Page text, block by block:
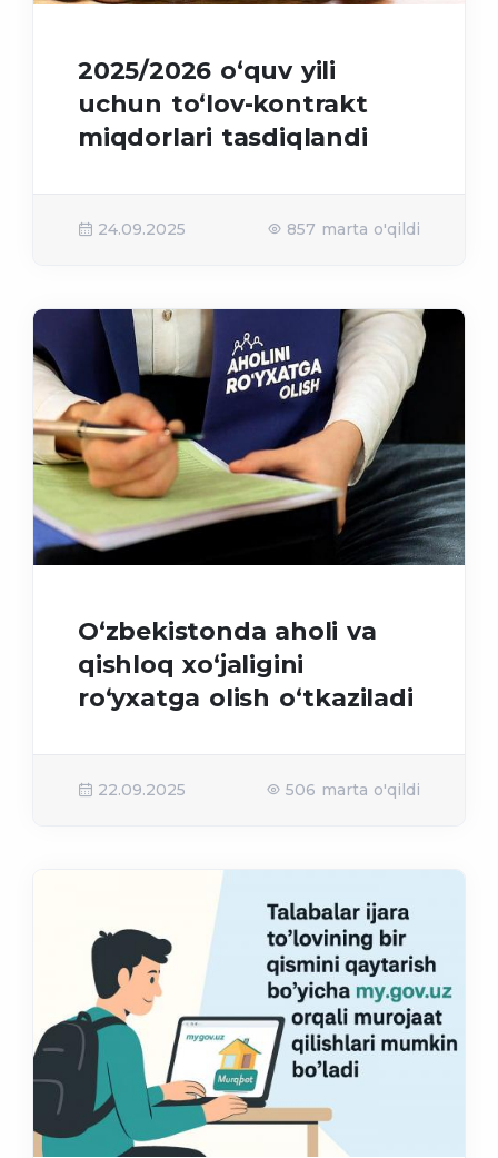
2025/2026 o‘quv yili
uchun to‘lov-kontrakt
miqdorlari tasdiqlandi
24.09.2025 857 marta o'qildi
O‘zbekistonda aholi va
qishloq xo‘jaligini
ro‘yxatga olish o‘tkaziladi
22.09.2025 506 marta o'qildi